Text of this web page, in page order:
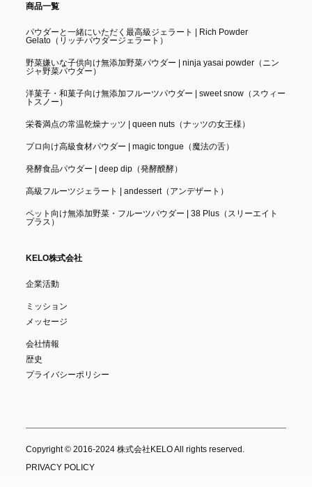
商品一覧
パウダーと一緒にいただく最高級ジェラート | Rich Powder
Gelato（リッチパウダージェラート）
野菜嫌いな子供向け無添加野菜パウダー | ninja yasai powder（ニン
ジャ野菜パウダー）
洋菓子・和菓子向け無添加フルーツパウダー | sweet snow（スウィー
トスノー）
栄養満点の常温乾燥ナッツ | queen nuts（ナッツの女王様）
プロ向け高級食材パウダー | magic tongue（魔法の舌）
発酵食品パウダー | deep dip（発酵醗酵）
高級フルーツジェラート | andessert（アンデザート）
ペット向け無添加野菜・フルーツパウダー | 38 Plus（スリーエイト
プラス）
KELO株式会社
企業活動
ミッション
メッセージ
会社情報
歴史
プライバシーポリシー
Copyright © 2016-2024 株式会社KELO All rights reserved.
PRIVACY POLICY